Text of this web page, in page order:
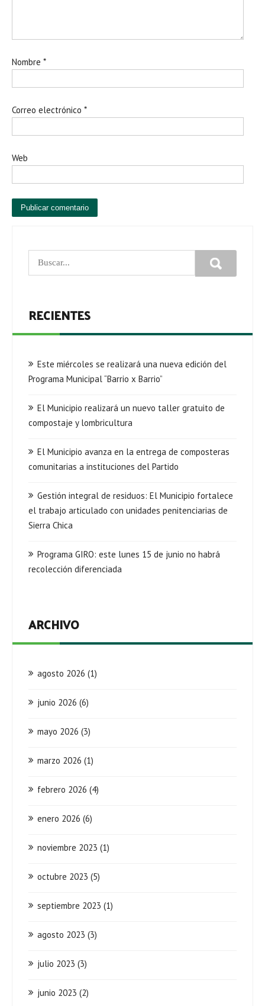
Nombre *
Correo electrónico *
Web
RECIENTES
Este miércoles se realizará una nueva edición del
Programa Municipal “Barrio x Barrio”
El Municipio realizará un nuevo taller gratuito de
compostaje y lombricultura
El Municipio avanza en la entrega de composteras
comunitarias a instituciones del Partido
Gestión integral de residuos: El Municipio fortalece
el trabajo articulado con unidades penitenciarias de
Sierra Chica
Programa GIRO: este lunes 15 de junio no habrá
recolección diferenciada
ARCHIVO
agosto 2026 (1)
junio 2026 (6)
mayo 2026 (3)
marzo 2026 (1)
febrero 2026 (4)
enero 2026 (6)
noviembre 2023 (1)
octubre 2023 (5)
septiembre 2023 (1)
agosto 2023 (3)
julio 2023 (3)
junio 2023 (2)